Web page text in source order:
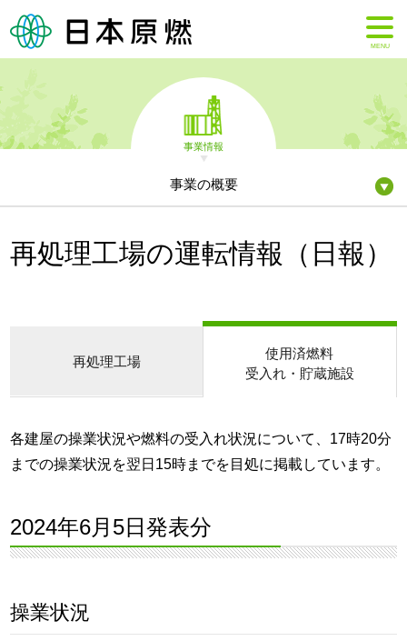
MENU
事業情報
事業の概要
再処理工場の運転情報（日報）
再処理工場
使用済燃料
受入れ・貯蔵施設
各建屋の操業状況や燃料の受入れ状況について、17時20分
までの操業状況を翌日15時までを目処に掲載しています。
2024年6月5日発表分
操業状況